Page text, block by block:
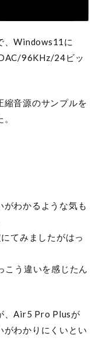
、Windows11に
96KHz/24ビッ
縮音源のサンプルを
わかるような気も
てみましたがはっ
う違いを感じたん
、Air5 Pro Plusが
がわかりにくいとい